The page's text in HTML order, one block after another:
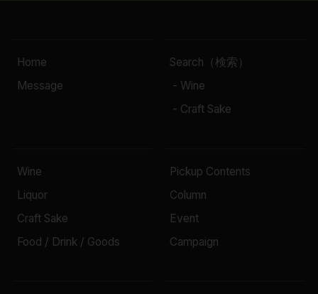
Home
Message
Search（検索）
- Wine
- Craft Sake
Wine
Liquor
Craft Sake
Food / Drink / Goods
Pickup Contents
Column
Event
Campaign